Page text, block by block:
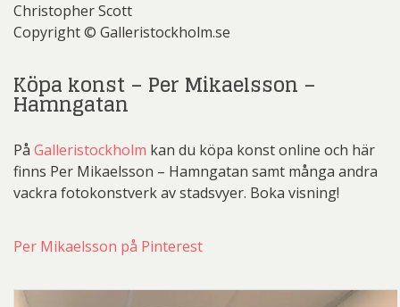
Christopher Scott
Copyright © Galleristockholm.se
Köpa konst – Per Mikaelsson –
Hamngatan
På Galleristockholm kan du köpa konst online och här
finns Per Mikaelsson – Hamngatan samt många andra
vackra fotokonstverk av stadsvyer. Boka visning!
Per Mikaelsson på Pinterest